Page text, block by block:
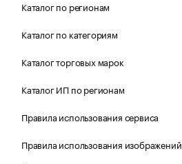
Каталог по регионам
Каталог по категориям
Каталог торговых марок
Каталог ИП по регионам
Правила использования сервиса
Правила использования изображений